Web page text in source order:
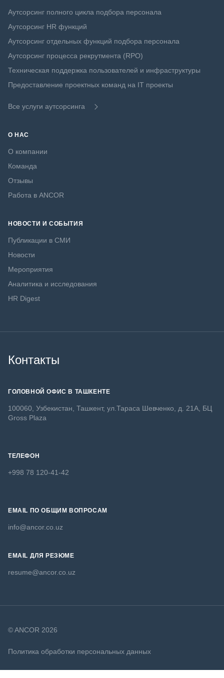
Аутсорсинг полного цикла подбора персонала
Аутсорсинг HR функций
Аутсорсинг отдельных функций подбора персонала
Аутсорсинг процесса рекрутмента (RPO)
Техническая поддержка пользователей и инфраструктуры
Предоставление проектных команд на IT проекты
Все услуги аутсорсинга
О НАС
О компании
Команда
Отзывы
Работа в ANCOR
НОВОСТИ И СОБЫТИЯ
Публикации в СМИ
Новости
Мероприятия
Аналитика и исследования
HR Digest
Контакты
ГОЛОВНОЙ ОФИС В ТАШКЕНТЕ
100060, Узбекистан, Ташкент, ул.Тараса Шевченко, д. 21А, БЦ
Gross Plaza
ТЕЛЕФОН
+998 78 120-41-42
EMAIL ПО ОБЩИМ ВОПРОСАМ
info@ancor.co.uz
EMAIL ДЛЯ РЕЗЮМЕ
resume@ancor.co.uz
© ANCOR 2026
Политика обработки персональных данных